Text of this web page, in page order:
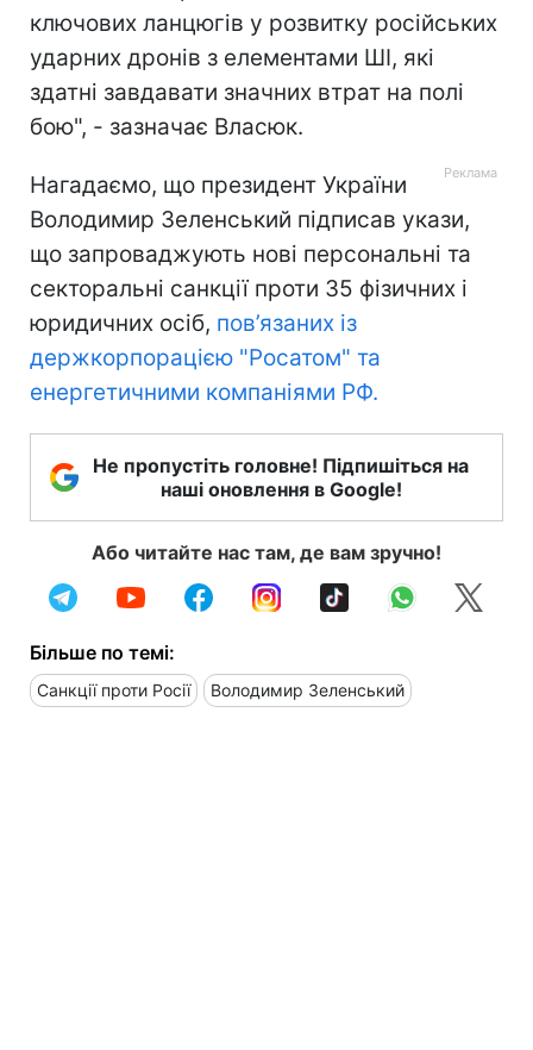
ключових ланцюгів у розвитку російських
ударних дронів з елементами ШІ, які
здатні завдавати значних втрат на полі
бою", - зазначає Власюк.
Нагадаємо, що президент України
Володимир Зеленський підписав укази,
що запроваджують нові персональні та
секторальні санкції проти 35 фізичних і
юридичних осіб, пов’язаних із
держкорпорацією "Росатом" та
енергетичними компаніями РФ.
Не пропустіть головне! Підпишіться на
наші оновлення в Google!
Або читайте нас там, де вам зручно!
Більше по темі:
Санкції проти Росії Володимир Зеленський